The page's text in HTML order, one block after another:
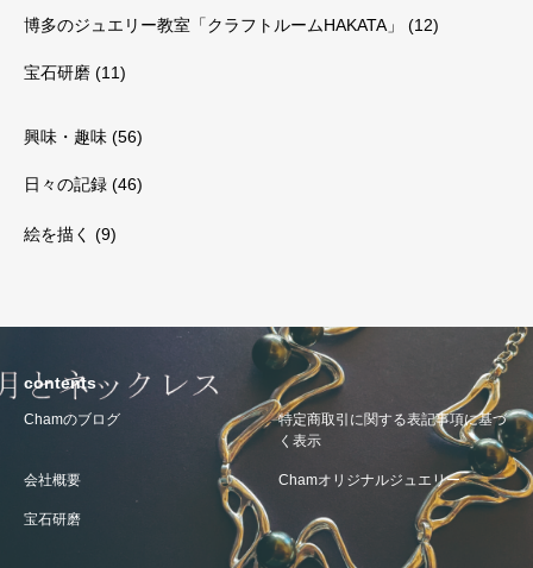
博多のジュエリー教室「クラフトルームHAKATA」 (12)
宝石研磨 (11)
興味・趣味 (56)
日々の記録 (46)
絵を描く (9)
contents
Chamのブログ
特定商取引に関する表記事項に基づ
く表示
会社概要 Chamオリジナルジュエリー
宝石研磨